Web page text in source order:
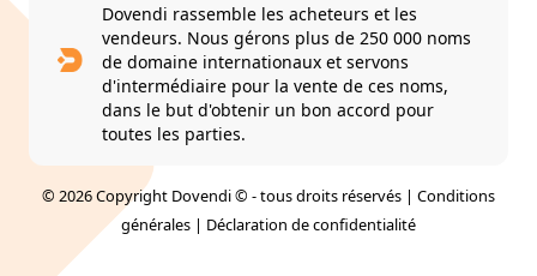
Dovendi rassemble les acheteurs et les
vendeurs. Nous gérons plus de 250 000 noms
de domaine internationaux et servons
d'intermédiaire pour la vente de ces noms,
dans le but d'obtenir un bon accord pour
toutes les parties.
© 2026 Copyright Dovendi © - tous droits réservés | Conditions
générales | Déclaration de confidentialité